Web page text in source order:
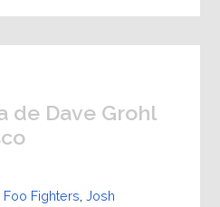
de Dave Grohl
Foo Fighters Josh